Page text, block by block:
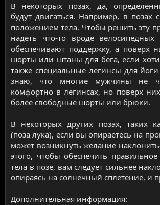
В некоторых позах, да,
будут двигаться. Например, в позах
положением тела. Чтобы решить эту
надеть что-то вроде
обеспечивают поддержку, а
шорты или штаны для бега, если
также специальные легинсы для
знаю, что многие мужчины не
комфортно в легинсах, но поверх
более свободные шорты или брюки.
В некоторых других позах, таких
(поза лука), если вы опираетесь на
может возникнуть желание
этого, чтобы обеспечить
тела в позе, вам следует сильнее
опираясь на солнечный сплетение, и
Дополнительная информация: